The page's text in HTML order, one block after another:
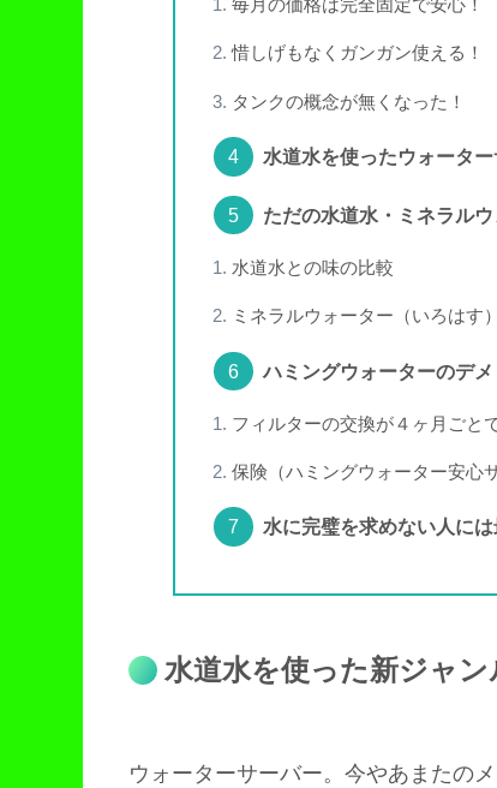
毎月の価格は完全固定で安心！
惜しげもなくガンガン使える！
タンクの概念が無くなった！
水道水を使ったウォータ
ただの水道水・ミネラル
水道水との味の比較
ミネラルウォーター（いろはす
ハミングウォーターのデメ
フィルターの交換が４ヶ月ごと
保険（ハミングウォーター安心
水に完璧を求めない人には
水道水を使った新ジャ
ウォーターサーバー。今やあまたの